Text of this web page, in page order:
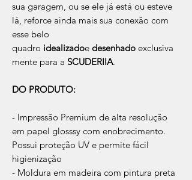
sua garagem, ou se ele já está ou esteve
lá, reforce ainda mais sua conexão com
esse belo
quadro idealizadoe desenhado exclusiva
mente para a SCUDERIIA.
DO PRODUTO:
- Impressão Premium de alta resolução
em papel glosssy com enobrecimento.
Possui proteção UV e permite fácil
higienização
- Moldura em madeira com pintura preta